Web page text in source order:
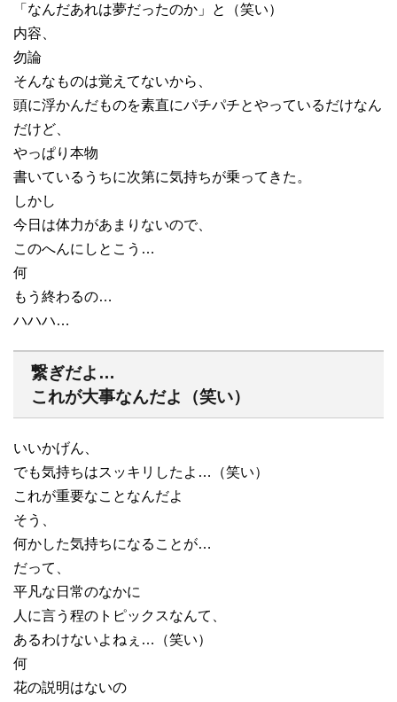
「なんだあれは夢だったのか」と（笑い）
内容、
勿論
そんなものは覚えてないから、
頭に浮かんだものを素直にパチパチとやっているだけなん
だけど、
やっぱり本物
書いているうちに次第に気持ちが乗ってきた。
しかし
今日は体力があまりないので、
このへんにしとこう…
何
もう終わるの…
ハハハ…
繋ぎだよ…
これが大事なんだよ（笑い）
いいかげん、
でも気持ちはスッキリしたよ…（笑い）
これが重要なことなんだよ
そう、
何かした気持ちになることが…
だって、
平凡な日常のなかに
人に言う程のトピックスなんて、
あるわけないよねぇ…（笑い）
何
花の説明はないの